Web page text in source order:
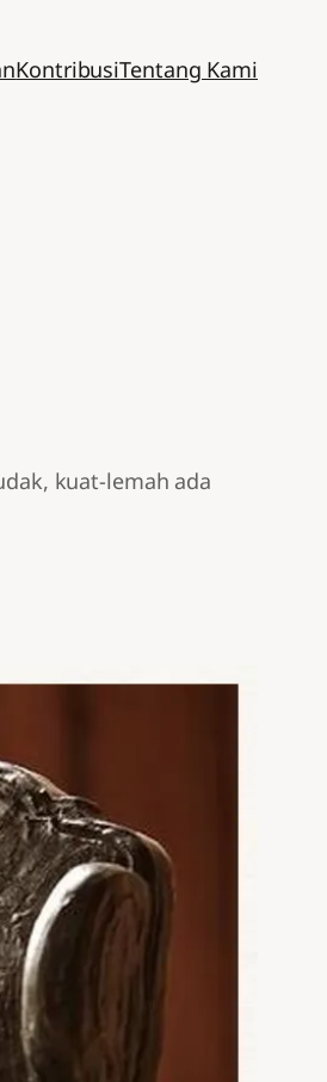
KontribusiTentang Kami
kuat-lemah ada